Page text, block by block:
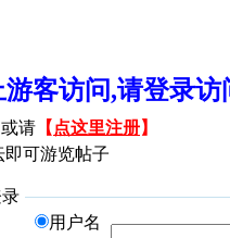
游客访问,请登录
请 【 点这里注册】
可游览帖子
用户名